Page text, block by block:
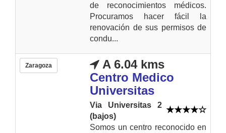
de reconocimientos médicos.
Procuramos hacer fácil la
renovación de sus permisos de
condu...
Zaragoza
A 6.04 kms
Centro Medico
Universitas
Via Universitas 2
(bajos)
Somos un centro reconocido en